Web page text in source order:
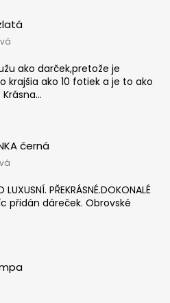
je 5 z 5 hvězdiček.
ako darček,pretože je
krajšia ako 10 fotiek a je to ako
černá
je 5 z 5 hvězdiček.
PŘEKRÁSNÉ.DOKONALÉ
dáreček. Obrovské
je 5 z 5 hvězdiček.